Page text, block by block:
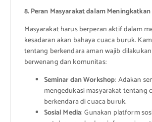
8. Peran Masyarakat dalam
Masyarakat harus berperan aktif dalam
kesadaran akan bahaya cuaca buruk.
tentang berkendara aman wajib
berwenang dan komunitas:
Seminar dan Workshop: Adakan
mengedukasi masyarakat tentang
berkendara di cuaca buruk.
Sosial Media: Gunakan platform